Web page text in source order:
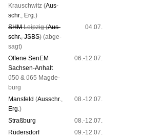
Krausch­witz (Aus­
schr., Erg.)
SHMLeip­zig (Aus­
schr.,JSBS) (ab­ge­
sagt)
04.07.
Offene SenEM
Sach­sen-An­halt
ü50 & ü65 Mag­de­
burg
06.-12.07.
Mans­feld (Aus­schr.,
Erg.)
08.-12.07.
Straß­burg
08.-12.07.
Rüders­dorf
09.-12.07.